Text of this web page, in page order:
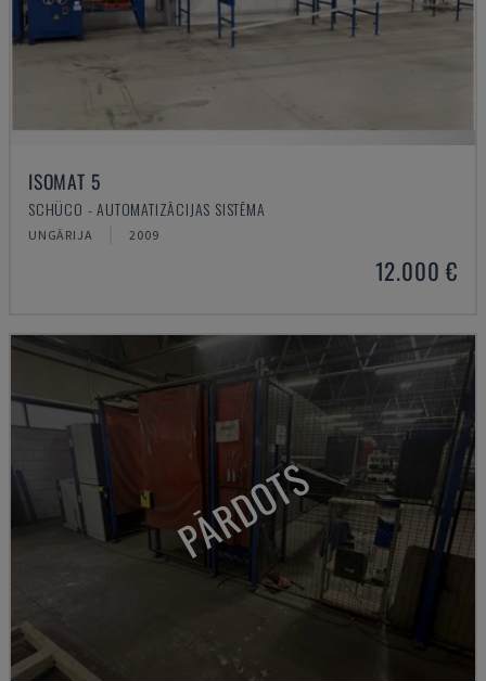
ISOMAT 5
SCHÜCO - AUTOMATIZĀCIJAS SISTĒMA
UNGĀRIJA 2009
12.000 €
PĀRDOTS